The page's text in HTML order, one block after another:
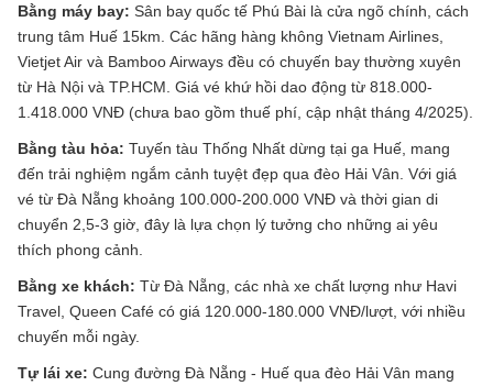
Bằng máy bay: Sân bay quốc tế Phú Bài là cửa ngõ chính, cách
trung tâm Huế 15km. Các hãng hàng không Vietnam Airlines,
Vietjet Air và Bamboo Airways đều có chuyến bay thường xuyên
từ Hà Nội và TP.HCM. Giá vé khứ hồi dao động từ 818.000-
1.418.000 VNĐ (chưa bao gồm thuế phí, cập nhật tháng 4/2025).
Bằng tàu hỏa: Tuyến tàu Thống Nhất dừng tại ga Huế, mang
đến trải nghiệm ngắm cảnh tuyệt đẹp qua đèo Hải Vân. Với giá
vé từ Đà Nẵng khoảng 100.000-200.000 VNĐ và thời gian di
chuyển 2,5-3 giờ, đây là lựa chọn lý tưởng cho những ai yêu
thích phong cảnh.
Bằng xe khách:Từ Đà Nẵng, các nhà xe chất lượng như Havi
Travel, Queen Café có giá 120.000-180.000 VNĐ/lượt, với nhiều
chuyến mỗi ngày.
Tự lái xe: Cung đường Đà Nẵng - Huế qua đèo Hải Vân mang